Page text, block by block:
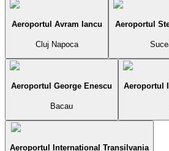
Aeroportul Avram Iancu
Cluj Napoca
Aeroportul
Aeroportul George Enescu
Bacau
Aeroportul
Aeroportul International Transilvania